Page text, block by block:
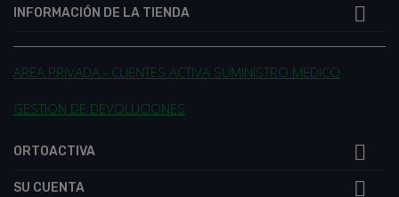
INFORMACIÓN DE LA TIENDA 
AREA PRIVADA - CLIENTES ACTIVA SUMINISTRO MEDICO
GESTION DE DEVOLUCIONES
ORTOACTIVA 
SU CUENTA 